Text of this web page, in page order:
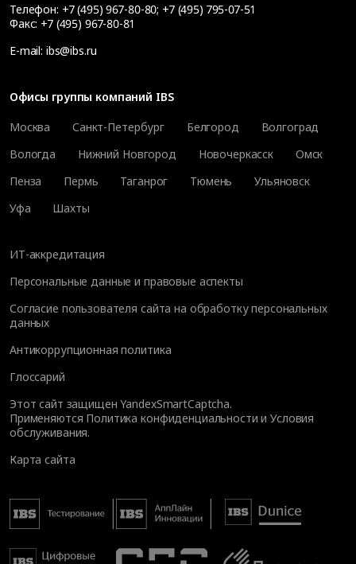
Телефон: +7 (495) 967-80-80; +7 (495) 795-07-51
Факс: +7 (495) 967-80-81
E-mail: ibs@ibs.ru
Офисы группы компаний IBS
Москва
Санкт-Петербург Белгород
Волгоград
Вологда
Нижний Новгород Новочеркасск
Омск
Пенза
Пермь Таганрог Тюмень
Ульяновск
Уфа
Шахты
ИТ-аккредитация
Персональные данные и правовые аспекты
Согласие пользователя сайта на обработку персональных
данных
Антикоррупционная политика
Глоссарий
Этот сайт защищен YandexSmartCaptcha.
Применяются Политика конфиденциальности иУсловия
обслуживания.
Карта сайта